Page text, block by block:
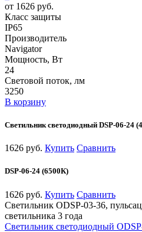
от 1626 руб.
Класс защиты
IP65
Производитель
Navigator
Мощность, Вт
24
Световой поток, лм
3250
В корзину
Светильник светодиодный DSP-06-24
1626 руб. Купить Сравнить
DSP-06-24 (6500К)
1626 руб. Купить Сравнить
Светильник ODSP-03-36,
светильника 3 года
Светильник светодиодный